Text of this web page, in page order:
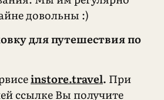
довольны :)
для путешествия по
instore.travel. При
ссылке Вы получите